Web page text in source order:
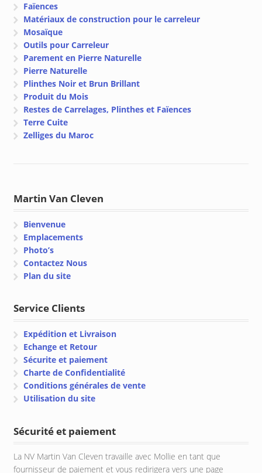
Faïences
Matériaux de construction pour le carreleur
Mosaïque
Outils pour Carreleur
Parement en Pierre Naturelle
Pierre Naturelle
Plinthes Noir et Brun Brillant
Produit du Mois
Restes de Carrelages, Plinthes et Faïences
Terre Cuite
Zelliges du Maroc
Martin Van Cleven
Bienvenue
Emplacements
Photo’s
Contactez Nous
Plan du site
Service Clients
Expédition et Livraison
Echange et Retour
Sécurite et paiement
Charte de Confidentialité
Conditions générales de vente
Utilisation du site
Sécurité et paiement
La NV Martin Van Cleven travaille avec Mollie en tant que
fournisseur de paiement et vous redirigera vers une page